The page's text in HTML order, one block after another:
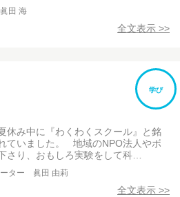
田 海
全文表示 >>
学び
休み中に『わくわくスクール』と銘
ていました。 地域のNPO法人やボ
さり、おもしろ実験をして科…
ーター 眞田 由莉
全文表示 >>